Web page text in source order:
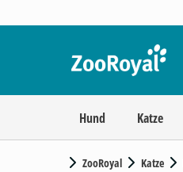
Hund Katze
ZooRoyal Katze